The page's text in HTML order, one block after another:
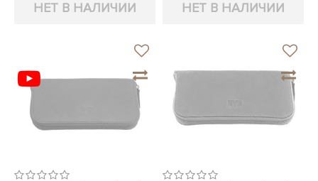
НЕТ В НАЛИЧИИ
НЕТ В НАЛИЧИИ